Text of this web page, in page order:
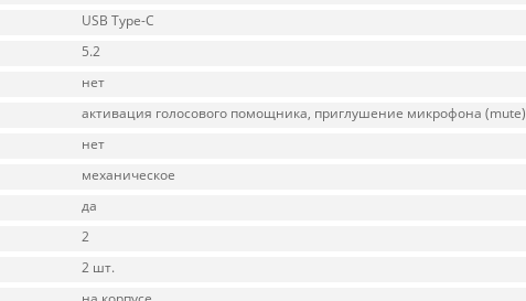
USB Type-C
5.2
нет
активация голосового помощника, приглушение микрофона (mute)
нет
механическое
да
2
2 шт.